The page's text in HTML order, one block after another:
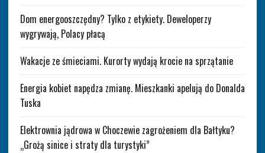
Dom energooszczędny? Tylko z etykiety. Deweloperzy
wygrywają, Polacy płacą
Wakacje ze śmieciami. Kurorty wydają krocie na sprzątanie
Energia kobiet napędza zmianę. Mieszkanki apelują do Donalda
Tuska
Elektrownia jądrowa w Choczewie zagrożeniem dla Bałtyku?
„Grożą sinice i straty dla turystyki”